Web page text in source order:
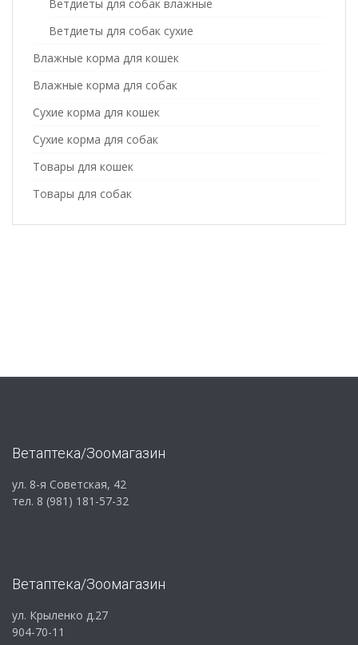
Ветдиеты для собак влажные
Ветдиеты для собак сухие
Влажные корма для кошек
Влажные корма для собак
Сухие корма для кошек
Сухие корма для собак
Товары для кошек
Товары для собак
Ветаптека/Зоомагазин
ул. 8-я Советская, 42
тел. 8 (981) 181-57-32
Ветаптека/Зоомагазин
ул. Крыленко д.27
904-70-11